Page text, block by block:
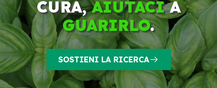
CURA,AIUTACIA
GUARIRLO.
SOSTIENI LA RICERCA